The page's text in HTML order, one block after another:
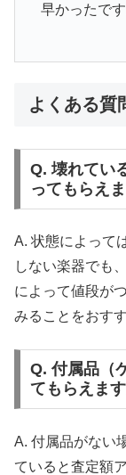
早かったです
よくある質
Q. 壊れてい
ってもらえ
A. 状態によって
しない楽器でも
によって値段が
みることをおす
Q. 付属品（
てもらえま
A. 付属品がない
ていると査定額